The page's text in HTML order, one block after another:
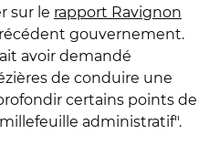
sur le rapport Ravignon
gouvernement.
avoir demandé
de conduire une
certains points de
administratif".